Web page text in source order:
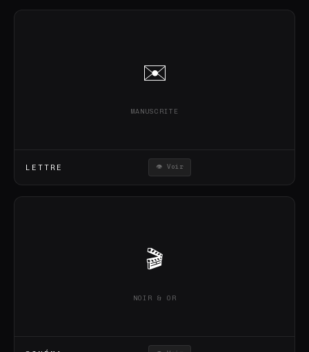
✉️
MANUSCRITE
LETTRE 👁 Voir
🎬
NOIR & OR